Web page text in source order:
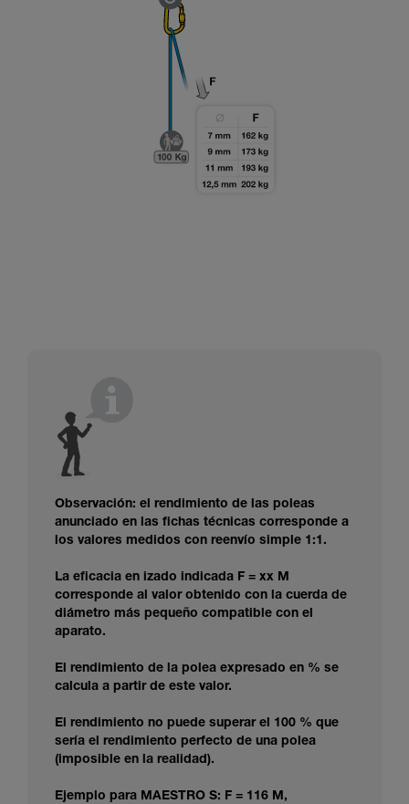
Observación: el rendimiento de las poleas
anunciado en las fichas técnicas corresponde a
los valores medidos con reenvío simple 1:1.
La eficacia en izado indicada F = xx M
corresponde al valor obtenido con la cuerda de
diámetro más pequeño compatible con el
aparato.
El rendimiento de la polea expresado en % se
calcula a partir de este valor.
El rendimiento no puede superar el 100 % que
sería el rendimiento perfecto de una polea
(imposible en la realidad).
Ejemplo para MAESTRO S: F = 116 M,